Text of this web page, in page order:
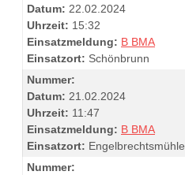
Datum: 22.02.2024
Uhrzeit: 15:32
Einsatzmeldung: B BMA
Einsatzort: Schönbrunn
Nummer:
Datum: 21.02.2024
Uhrzeit: 11:47
Einsatzmeldung: B BMA
Einsatzort: Engelbrechtsmühle
Nummer: